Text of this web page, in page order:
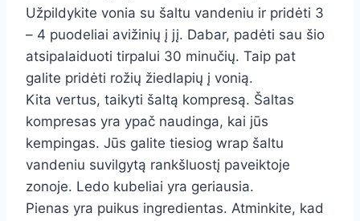
Užpildykite vonia su šaltu vandeniu ir pridėti 3
– 4 puodeliai avižinių į jį. Dabar, padėti sau šio
atsipalaiduoti tirpalui 30 minučių. Taip pat
galite pridėti rožių žiedlapių į vonią.
Kita vertus, taikyti šaltą kompresą. Šaltas
kompresas yra ypač naudinga, kai jūs
kempingas. Jūs galite tiesiog wrap šaltu
vandeniu suvilgytą rankšluostį paveiktoje
zonoje. Ledo kubeliai yra geriausia.
Pienas yra puikus ingredientas. Atminkite, kad